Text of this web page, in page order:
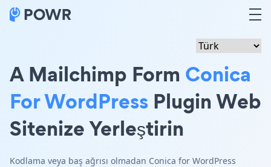
A Mailchimp Form Conica
For WordPress Plugin Web
Sitenize Yerleştirin
Kodlama veya baş ağrısı olmadan Conica for WordPress